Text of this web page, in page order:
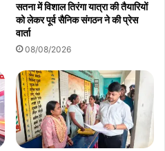
सतना में विशाल तिरंगा यात्रा की तैयारियों
को लेकर पूर्व सैनिक संगठन ने की प्रेस
वार्ता
08/08/2026